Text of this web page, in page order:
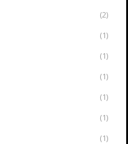
(2)
(1)
(1)
(1)
(1)
(1)
(1)